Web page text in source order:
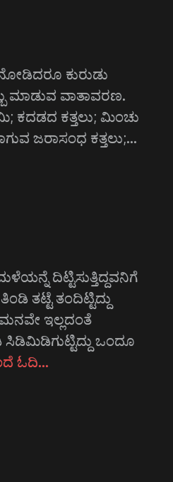
ನೋಡಿದರೂ ಕುರುಡು
ಮಾಡುವ ವಾತಾವರಣ.
ಕತ್ತಲು; ಮಿಂಚು
ಜರಾಸಂಧ ಕತ್ತಲು;…
ದಿಟ್ಟಿಸುತ್ತಿದ್ದವನಿಗೆ
ತಟ್ಟೆ ತಂದಿಟ್ಟಿದ್ದು
ಇಲ್ಲದಂತೆ
ಸಿಡಿಮಿಡಿಗುಟ್ಟಿದ್ದು ಒಂದೂ
ಓದಿ…